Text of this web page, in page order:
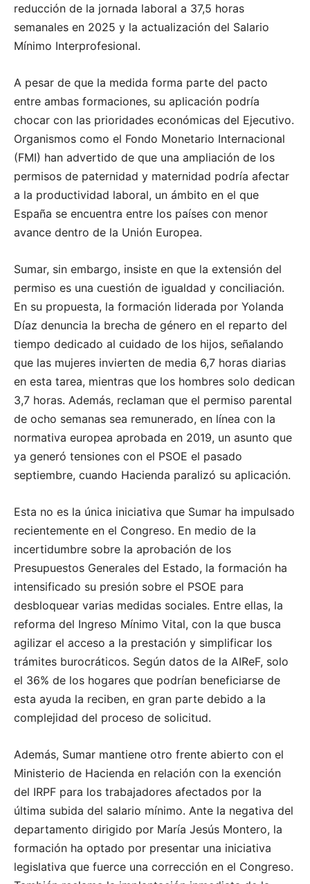
reducción de la jornada laboral a 37,5 horas
semanales en 2025 y la actualización del Salario
Mínimo Interprofesional.
A pesar de que la medida forma parte del pacto
entre ambas formaciones, su aplicación podría
chocar con las prioridades económicas del Ejecutivo.
Organismos como el Fondo Monetario Internacional
(FMI) han advertido de que una ampliación de los
permisos de paternidad y maternidad podría afectar
a la productividad laboral, un ámbito en el que
España se encuentra entre los países con menor
avance dentro de la Unión Europea.
Sumar, sin embargo, insiste en que la extensión del
permiso es una cuestión de igualdad y conciliación.
En su propuesta, la formación liderada por Yolanda
Díaz denuncia la brecha de género en el reparto del
tiempo dedicado al cuidado de los hijos, señalando
que las mujeres invierten de media 6,7 horas diarias
en esta tarea, mientras que los hombres solo dedican
3,7 horas. Además, reclaman que el permiso parental
de ocho semanas sea remunerado, en línea con la
normativa europea aprobada en 2019, un asunto que
ya generó tensiones con el PSOE el pasado
septiembre, cuando Hacienda paralizó su aplicación.
Esta no es la única iniciativa que Sumar ha impulsado
recientemente en el Congreso. En medio de la
incertidumbre sobre la aprobación de los
Presupuestos Generales del Estado, la formación ha
intensificado su presión sobre el PSOE para
desbloquear varias medidas sociales. Entre ellas, la
reforma del Ingreso Mínimo Vital, con la que busca
agilizar el acceso a la prestación y simplificar los
trámites burocráticos. Según datos de la AIReF, solo
el 36% de los hogares que podrían beneficiarse de
esta ayuda la reciben, en gran parte debido a la
complejidad del proceso de solicitud.
Además, Sumar mantiene otro frente abierto con el
Ministerio de Hacienda en relación con la exención
del IRPF para los trabajadores afectados por la
última subida del salario mínimo. Ante la negativa del
departamento dirigido por María Jesús Montero, la
formación ha optado por presentar una iniciativa
legislativa que fuerce una corrección en el Congreso.